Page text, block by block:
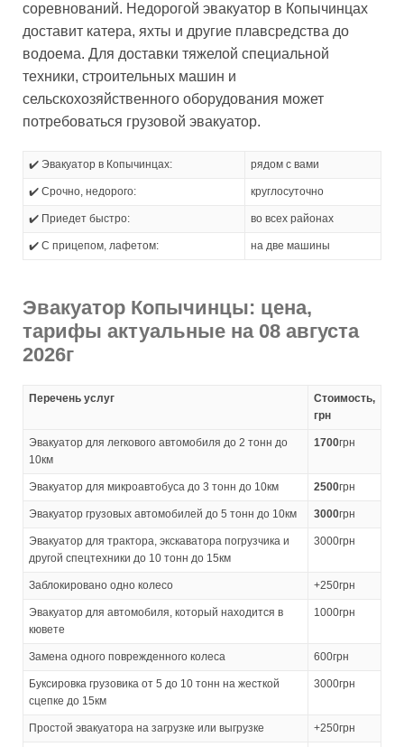
соревнований. Недорогой эвакуатор в Копычинцах
доставит катера, яхты и другие плавсредства до
водоема. Для доставки тяжелой специальной
техники, строительных машин и
сельскохозяйственного оборудования может
потребоваться грузовой эвакуатор.
✔️ Эвакуатор в Копычинцах: рядом с вами
✔️ Срочно, недорого: круглосуточно
✔️ Приедет быстро: во всех районах
✔️ С прицепом, лафетом: на две машины
Эвакуатор Копычинцы: цена,
тарифы актуальные на 08 августа
2026г
Перечень услуг
Стоимость,
грн
Эвакуатор для легкового автомобиля до 2 тонн до
10км
1700грн
Эвакуатор для микроавтобуса до 3 тонн до 10км 2500грн
Эвакуатор грузовых автомобилей до 5 тонн до 10км 3000грн
Эвакуатор для трактора, экскаватора погрузчика и
другой спецтехники до 10 тонн до 15км
3000грн
Заблокировано одно колесо +250грн
Эвакуатор для автомобиля, который находится в
кювете
1000грн
Замена одного поврежденного колеса 600грн
Буксировка грузовика от 5 до 10 тонн на жесткой
сцепке до 15км
3000грн
Простой эвакуатора на загрузке или выгрузке +250грн